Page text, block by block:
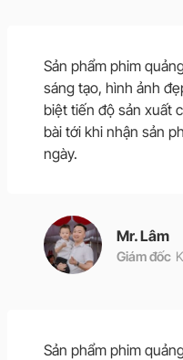
Sản phẩm phim
sáng tạo, hình ảnh
biệt tiến độ sản xuất
bài tới khi nhận sản
ngày.
Mr. Lâm
Giám đốc
Sản phẩm phim